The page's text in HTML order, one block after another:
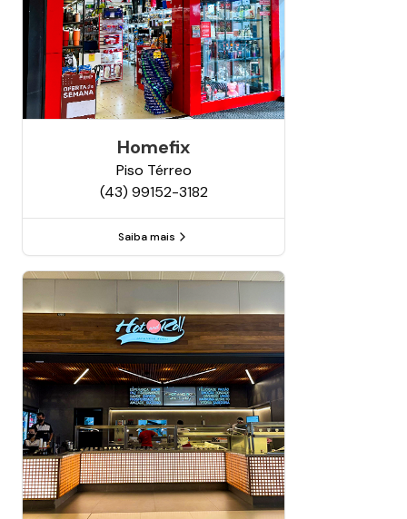
Homefix
Piso Térreo
(43) 99152-3182
Saiba mais